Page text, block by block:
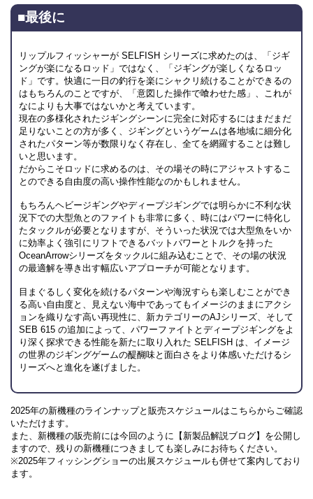
■最後に
リップルフィッシャーが SELFISH シリーズに求めたのは、「ジギ
ングが楽になるロッド」ではなく、「ジギングが楽しくなるロッ
ド」です。快適に一日の釣行を楽にシャクリ続けることができるの
はもちろんのことですが、「意図した操作で喰わせた感」、これが
なによりも大事ではないかと考えています。
現在の多様化されたジギングシーンに完全に対応するにはまだまだ
足りないことの方が多く、ジギングというゲームは各地域に細分化
されたパターン等が数限りなく存在し、全てを網羅することは難し
いと思います。
だからこそロッドに求めるのは、その場その時にアジャストするこ
とのできる自由度の高い操作性能なのかもしれません。
もちろんヘビージギングやディープジギングでは明らかに不利な状
況下での大型魚とのファイトも非常に多く、時にはパワーに特化し
たタックルが必要となりますが、そういった状況では大型魚をいか
に効率よく強引にリフトできるバットパワーとトルクを持った
OceanArrowシリーズをタックルに組み込むことで、その場の状況
の最適解を導き出す幅広いアプローチが可能となります。
目まぐるしく変化を続けるパターンや海況すらも楽しむことができ
る高い自由度と、見えない海中であってもイメージのままにアクシ
ョンを織りなす高い再現性に、新カテゴリーのAJシリーズ、そして
SEB 615 の追加によって、パワーファイトとディープジギングをよ
り深く探求できる性能を新たに取り入れた SELFISH は、イメージ
の世界のジギングゲームの醍醐味と面白さをより体感いただけるシ
リーズへと進化を遂げました。
2025年の新機種のラインナップと販売スケジュールはこちらからご確認
いただけます。
また、新機種の販売前には今回のように【新製品解説ブログ】を公開し
ますので、残りの新機種につきましても楽しみにお待ちください。
※2025年フィッシングショーの出展スケジュールも併せて案内しており
ます。